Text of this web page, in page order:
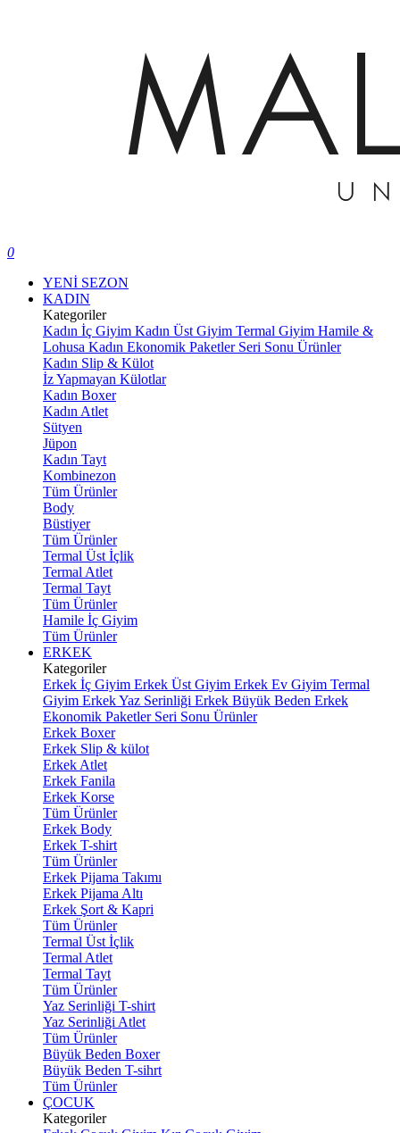
0
YENİ SEZON
KADIN
Kategoriler
Kadın İç Giyim Kadın Üst Giyim Termal Giyim Hamile &
Lohusa Kadın Ekonomik Paketler Seri Sonu Ürünler
Kadın Slip & Külot
İz Yapmayan Külotlar
Kadın Boxer
Kadın Atlet
Sütyen
Jüpon
Kadın Tayt
Kombinezon
Tüm Ürünler
Body
Büstiyer
Tüm Ürünler
Termal Üst İçlik
Termal Atlet
Termal Tayt
Tüm Ürünler
Hamile İç Giyim
Tüm Ürünler
ERKEK
Kategoriler
Erkek İç Giyim Erkek Üst Giyim Erkek Ev Giyim Termal
Giyim Erkek Yaz Serinliği Erkek Büyük Beden Erkek
Ekonomik Paketler Seri Sonu Ürünler
Erkek Boxer
Erkek Slip & külot
Erkek Atlet
Erkek Fanila
Erkek Korse
Tüm Ürünler
Erkek Body
Erkek T-shirt
Tüm Ürünler
Erkek Pijama Takımı
Erkek Pijama Altı
Erkek Şort & Kapri
Tüm Ürünler
Termal Üst İçlik
Termal Atlet
Termal Tayt
Tüm Ürünler
Yaz Serinliği T-shirt
Yaz Serinliği Atlet
Tüm Ürünler
Büyük Beden Boxer
Büyük Beden T-sihrt
Tüm Ürünler
ÇOCUK
Kategoriler